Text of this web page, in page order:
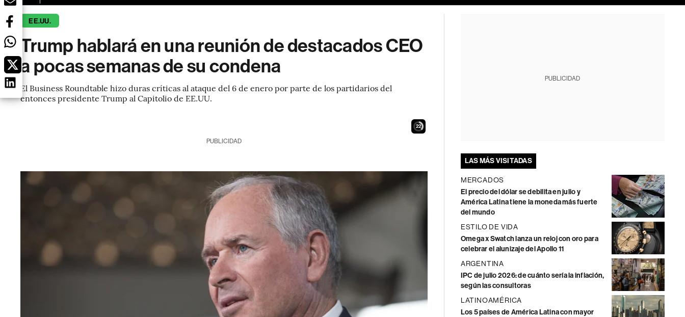
EE.UU.
Trump hablará en una reunión de destacados CEO
a pocas semanas de su condena
El Business Roundtable hizo duras críticas al ataque del 6 de enero por parte de los partidarios del
entonces presidente Trump al Capitolio de EE.UU.
21
PUBLICIDAD
PUBLICIDAD
LAS MÁS VISITADAS
MERCADOS
El precio del dólar se debilita en julio y
América Latina tiene la moneda más fuerte
del mundo
ESTILO DE VIDA
Omega x Swatch lanza un reloj con oro para
celebrar el alunizaje del Apollo 11
ARGENTINA
IPC de julio 2026: de cuánto sería la inflación,
según las consultoras
LATINOAMÉRICA
Los 5 países de América Latina con mayor